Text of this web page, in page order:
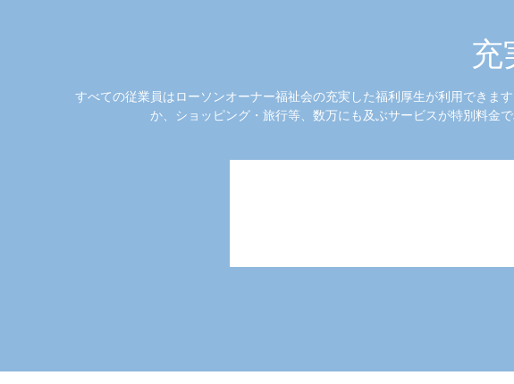
充
すべての従業員はローソンオーナー福祉会の充実した福利厚生が利用できま
か、ショッピング・旅行等、数万にも及ぶサービスが特別料金